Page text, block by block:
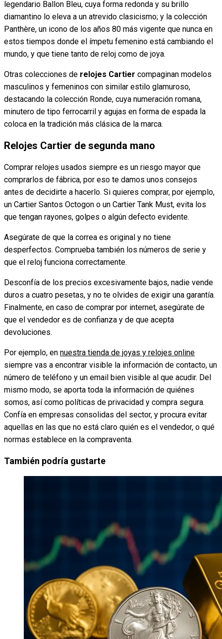
legendario Ballon Bleu, cuya forma redonda y su brillo
diamantino lo eleva a un atrevido clasicismo; y la colección
Panthère, un icono de los años 80 más vigente que nunca en
estos tiempos donde el ímpetu femenino está cambiando el
mundo, y que tiene tanto de reloj como de joya.
Otras colecciones de relojes Cartier compaginan modelos
masculinos y femeninos con similar estilo glamuroso,
destacando la colección Ronde, cuya numeración romana,
minutero de tipo ferrocarril y agujas en forma de espada la
coloca en la tradición más clásica de la marca.
Relojes Cartier de segunda mano
Comprar relojes usados siempre es un riesgo mayor que
comprarlos de fábrica, por eso te damos unos consejos
antes de decidirte a hacerlo. Si quieres comprar, por ejemplo,
un Cartier Santos Octogon o un Cartier Tank Must, evita los
que tengan rayones, golpes o algún defecto evidente.
Asegúrate de que la correa es original y no tiene
desperfectos. Comprueba también los números de serie y
que el reloj funciona correctamente.
Desconfía de los precios excesivamente bajos, nadie vende
duros a cuatro pesetas, y no te olvides de exigir una garantía.
Finalmente, en caso de comprar por internet, asegúrate de
que el vendedor es de confianza y de que acepta
devoluciones.
Por ejemplo, en nuestra tienda de joyas y relojes online
siempre vas a encontrar visible la información de contacto, un
número de teléfono y un email bien visible al que acudir. Del
mismo modo, se aporta toda la información de quiénes
somos, así como políticas de privacidad y compra segura.
Confía en empresas consolidas del sector, y procura evitar
aquellas en las que no está claro quién es el vendedor, o qué
normas establece en la compraventa.
También podría gustarte